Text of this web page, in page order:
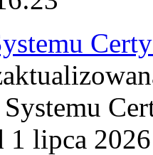
1 lipca